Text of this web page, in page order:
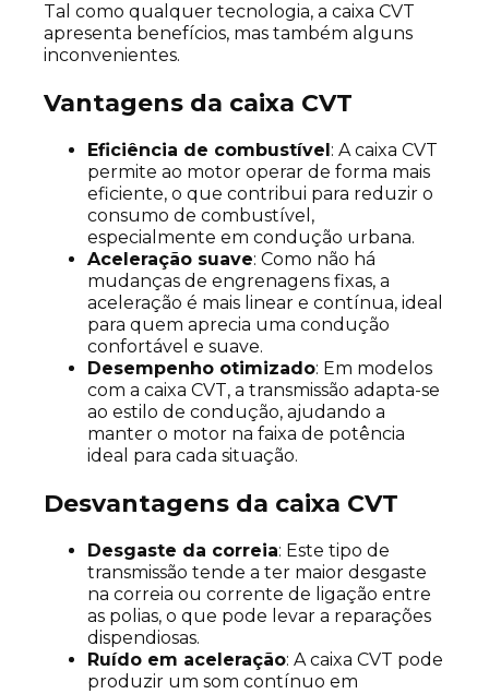
Tal como qualquer tecnologia, a caixa CVT
apresenta benefícios, mas também alguns
inconvenientes.
Vantagens da caixa CVT
Eficiência de combustível : A caixa CVT
permite ao motor operar de forma mais
eficiente, o que contribui para reduzir o
consumo de combustível,
especialmente em condução urbana.
Aceleração suave: Como não há
mudanças de engrenagens fixas, a
aceleração é mais linear e contínua, ideal
para quem aprecia uma condução
confortável e suave.
Desempenho otimizado: Em modelos
com a caixa CVT, a transmissão adapta-se
ao estilo de condução, ajudando a
manter o motor na faixa de potência
ideal para cada situação.
Desvantagens da caixa CVT
Desgaste da correia: Este tipo de
transmissão tende a ter maior desgaste
na correia ou corrente de ligação entre
as polias, o que pode levar a reparações
dispendiosas.
Ruído em aceleração: A caixa CVT pode
produzir um som contínuo em